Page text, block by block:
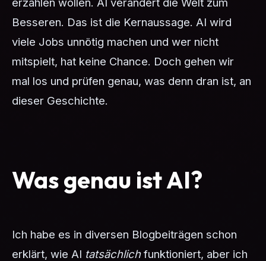
Besseren. Das ist die Kernaussage. AI wird
viele Jobs unnötig machen und wer nicht
mitspielt, hat keine Chance. Doch gehen wir
mal los und prüfen genau, was denn dran ist, an
dieser Geschichte.
Was genau ist AI?
Ich habe es in diversen Blogbeiträgen schon
erklärt, wie AI tatsächlichfunktioniert, aber ich